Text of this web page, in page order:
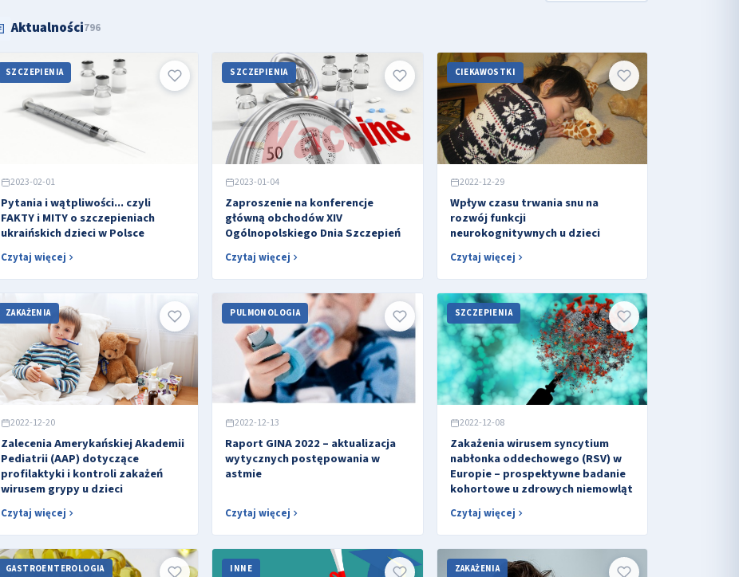
Aktualności796
SZCZEPIENIA
2023-02-01
Pytania i wątpliwości... czyli
FAKTY i MITY o szczepieniach
ukraińskich dzieci w Polsce
Czytaj więcej
SZCZEPIENIA
2023-01-04
Zaproszenie na konferencje
główną obchodów XIV
Ogólnopolskiego Dnia Szczepień
Czytaj więcej
CIEKAWOSTKI
2022-12-29
Wpływ czasu trwania snu na
rozwój funkcji
neurokognitywnych u dzieci
Czytaj więcej
ZAKAŻENIA
2022-12-20
Zalecenia Amerykańskiej Akademii
Pediatrii (AAP) dotyczące
profilaktyki i kontroli zakażeń
wirusem grypy u dzieci
Czytaj więcej
PULMONOLOGIA
2022-12-13
Raport GINA 2022 – aktualizacja
wytycznych postępowania w
astmie
Czytaj więcej
SZCZEPIENIA
2022-12-08
Zakażenia wirusem syncytium
nabłonka oddechowego (RSV) w
Europie – prospektywne badanie
kohortowe u zdrowych niemowląt
Czytaj więcej
GASTROENTEROLOGIA INNE ZAKAŻENIA